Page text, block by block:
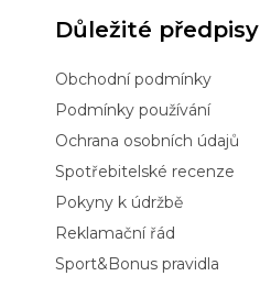
Důležité předpisy
Obchodní podmínky
Podmínky používání
Ochrana osobních údajů
Spotřebitelské recenze
Pokyny k údržbě
Reklamační řád
Sport&Bonus pravidla